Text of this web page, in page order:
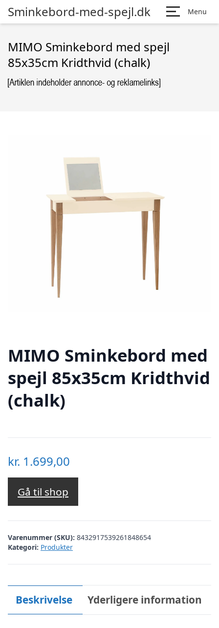
Sminkebord-med-spejl.dk Menu
MIMO Sminkebord med spejl
85x35cm Kridthvid (chalk)
MIMO Sminkebord med
spejl 85x35cm Kridthvid
(chalk)
kr. 1.699,00
Gå til shop
Varenummer (SKU): 8432917539261848654
Kategori: Produkter
Beskrivelse Yderligere information